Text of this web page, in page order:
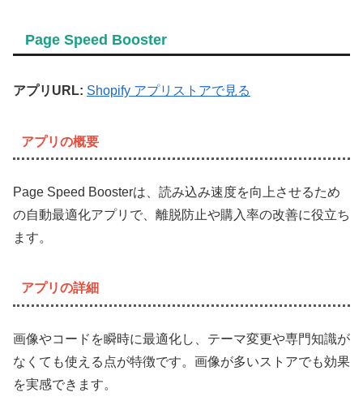
Page Speed Booster
アプリURL: Shopify アプリストアで見る
アプリの概要
Page Speed Boosterは、読み込み速度を向上させるため
の自動最適化アプリで、離脱防止や購入率の改善に役立ち
ます。
アプリの詳細
画像やコードを瞬時に最適化し、テーマ変更や専門知識が
なくても使える点が特徴です。画像が多いストアでも効果
を実感できます。